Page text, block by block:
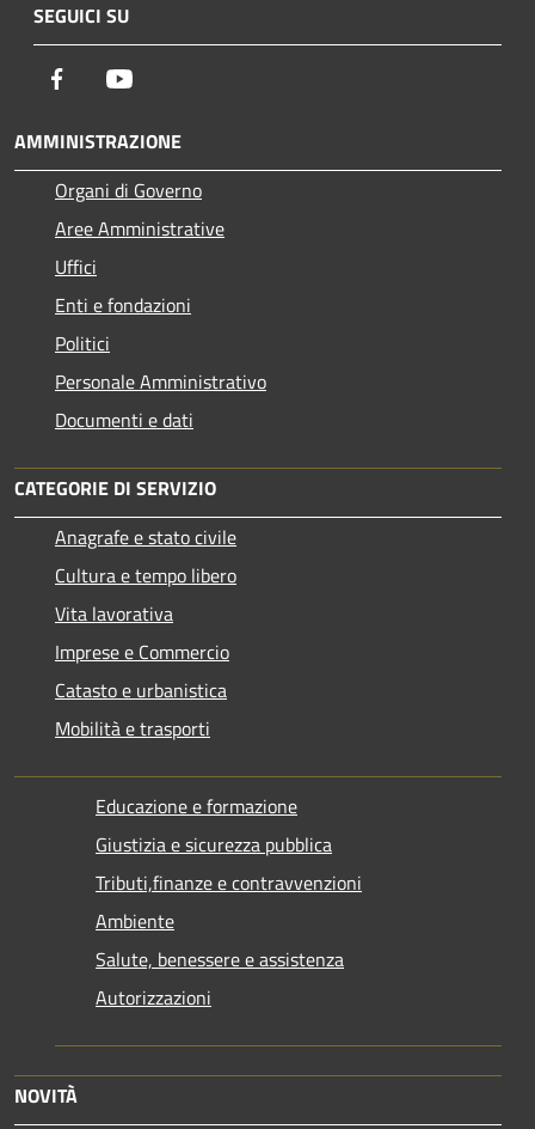
SEGUICI SU
Facebook
AMMINISTRAZIONE
Organi di Governo
Aree Amministrative
Uffici
Enti e fondazioni
Politici
Personale Amministrativo
Documenti e dati
CATEGORIE DI SERVIZIO
Anagrafe e stato civile
Cultura e tempo libero
Vita lavorativa
Imprese e Commercio
Catasto e urbanistica
Mobilità e trasporti
Educazione e formazione
Giustizia e sicurezza pubblica
Tributi,finanze e contravvenzioni
Ambiente
Salute, benessere e assistenza
Autorizzazioni
NOVITÀ